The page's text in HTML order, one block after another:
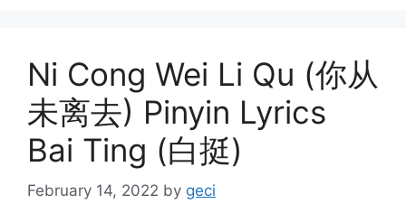
Ni Cong Wei Li Qu (你从
未离去) Pinyin Lyrics
Bai Ting (白挺)
February 14, 2022 by geci